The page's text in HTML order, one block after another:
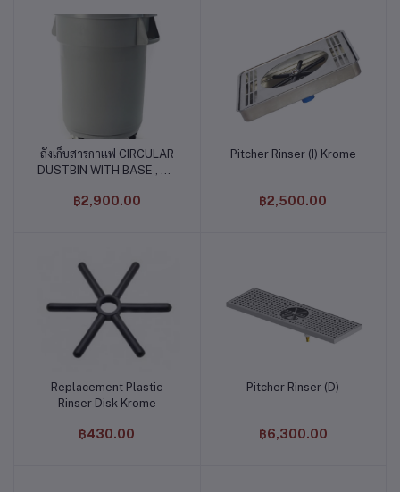
หยิบใส่ตะกร้า
ถังเก็บสารกาแฟ CIRCULAR
DUSTBIN WITH BASE , 76
฿2,900.00
หยิบใส่ตะกร้า
Pitcher Rinser (I) Krome
฿2,500.00
หยิบใส่ตะกร้า
Replacement Plastic
Rinser Disk Krome
฿430.00
หยิบใส่ตะกร้า
Pitcher Rinser (D)
฿6,300.00